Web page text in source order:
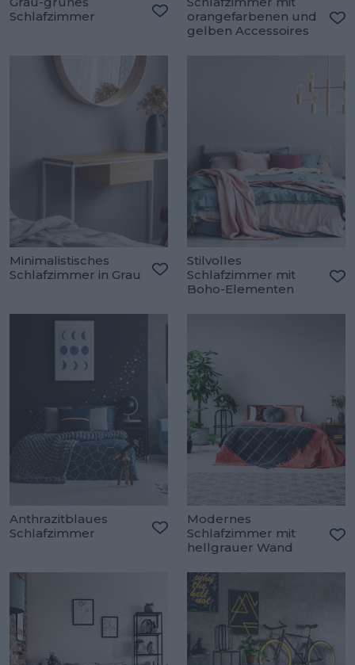
Schlafzimmer
Zu den Favoriten hinzufügen
orangefarbenen und
gelben Accessoires
Minimalistisches
Schlafzimmer in Grau
Zu den Favoriten hinzufügen
Stilvolles
Schlafzimmer mit
Boho-Elementen
Anthrazitblaues
Schlafzimmer
Zu den Favoriten hinzufügen
Modernes
Schlafzimmer mit
hellgrauer Wand